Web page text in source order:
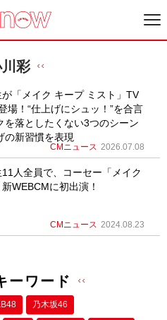
彩
「メイク キープ ミスト」TV
場！“仕上げにシュッ！”を合言
を落としたくない3つのシーン
の新習慣を表現
CMニュース 2026.07.08
人全員で、コーセー「メイク
WEBCMに初出演！
CMニュース 2024.08.23
ーワード
乃木坂46